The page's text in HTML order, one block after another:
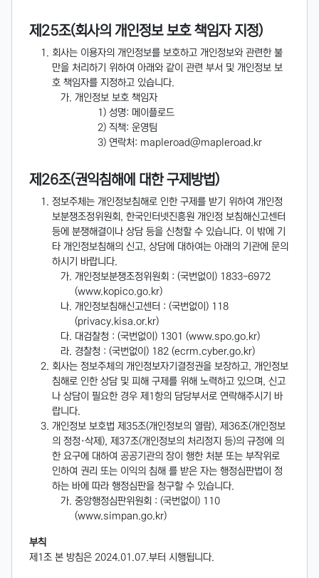
제25조(회사의 개인정보 보호 책임자 지정)
회사는 이용자의 개인정보를 보호하고 개인정보와 관련한 불
만을 처리하기 위하여 아래와 같이 관련 부서 및 개인정보 보
호 책임자를 지정하고 있습니다.
개인정보 보호 책임자
성명: 메이플로드
직책: 운영팀
연락처: mapleroad@mapleroad.kr
제26조(권익침해에 대한 구제방법)
정보주체는 개인정보침해로 인한 구제를 받기 위하여 개인정
보분쟁조정위원회, 한국인터넷진흥원 개인정 보침해신고센터
등에 분쟁해결이나 상담 등을 신청할 수 있습니다. 이 밖에 기
타 개인정보침해의 신고, 상담에 대하여는 아래의 기관에 문의
하시기 바랍니다.
개인정보분쟁조정위원회 : (국번없이) 1833-6972
(www.kopico.go.kr)
개인정보침해신고센터 : (국번없이) 118
(privacy.kisa.or.kr)
대검찰청 : (국번없이) 1301 (www.spo.go.kr)
경찰청 : (국번없이) 182 (ecrm.cyber.go.kr)
회사는 정보주체의 개인정보자기결정권을 보장하고, 개인정보
침해로 인한 상담 및 피해 구제를 위해 노력하고 있으며, 신고
나 상담이 필요한 경우 제1항의 담당부서로 연락해주시기 바
랍니다.
개인정보 보호법 제35조(개인정보의 열람), 제36조(개인정보
의 정정·삭제), 제37조(개인정보의 처리정지 등)의 규정에 의
한 요구에 대하여 공공기관의 장이 행한 처분 또는 부작위로
인하여 권리 또는 이익의 침해 를 받은 자는 행정심판법이 정
하는 바에 따라 행정심판을 청구할 수 있습니다.
중앙행정심판위원회 : (국번없이) 110
(www.simpan.go.kr)
부칙
제1조 본 방침은 2024.01.07.부터 시행됩니다.